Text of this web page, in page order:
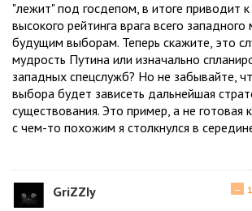
"лежит" под госдепом, в итоге приводит
высокого рейтинга врага всего
будущим выборам. Теперь скажите, это
мудрость Путина или изначально
западных спецслужб? Но не забывайте,
выбора будет зависеть дальнейшая
существования. Это пример, а не готовая
с чем-то похожим я столкнулся в
GriZZIу − 1